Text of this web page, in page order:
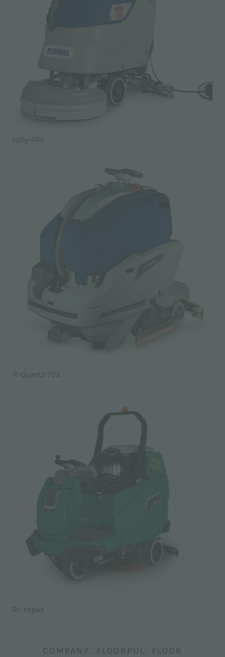
ruby 48e
R-Quartz 70s
Rt-topaz
COMPANY, FLOORPUL: FLOOR